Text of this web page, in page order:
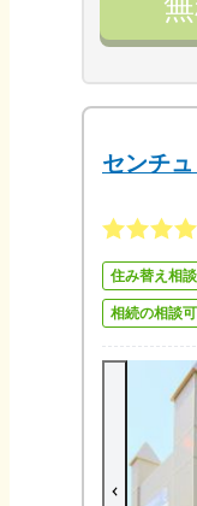
センチ
住み替え相
相続の相談可